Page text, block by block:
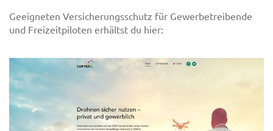
Geeigneten Versicherungsschutz für Gewerbetreibende
und Freizeitpiloten erhältst du hier: